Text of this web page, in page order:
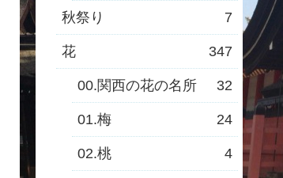
秋祭り 7
花 347
00.関西の花の名所 32
01.梅 24
02.桃 4